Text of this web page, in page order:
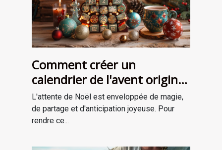
Comment créer un
calendrier de l'avent original
pour attendre Noël
L'attente de Noël est enveloppée de magie,
de partage et d'anticipation joyeuse. Pour
rendre ce...